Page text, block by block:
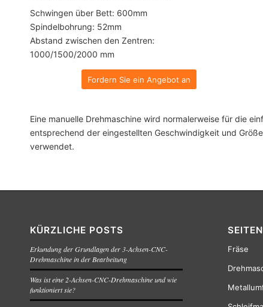
Schwingen über Bett: 600mm
Spindelbohrung: 52mm
Abstand zwischen den Zentren:
1000/1500/2000 mm
Fordern Sie ein Angebot an
Eine manuelle Drehmaschine wird normalerweise für die
entsprechend der eingestellten Geschwindigkeit und
verwendet.
KÜRZLICHE POSTS
Erkundung der Grundlagen der 3-Achsen-CNC-
Drehmaschine in der Bearbeitung
Was ist eine 2-Achsen-CNC-Drehmaschine und wie
funktioniert sie?
SEITEN
Fräse